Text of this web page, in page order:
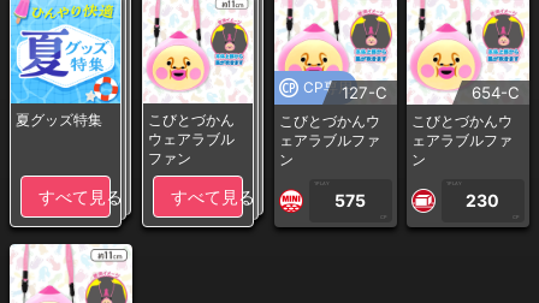
夏グッズ特集
すべて見る
こびとづかん
ウェアラブル
ファン
すべて見る
CP専用127-C
こびとづかんウ
ェアラブルファ
ン
1PLAY
575
CP
654-C
こびとづかんウ
ェアラブルファ
ン
1PLAY
230
CP